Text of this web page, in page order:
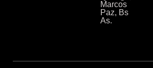
Marcos
Paz, Bs
As.